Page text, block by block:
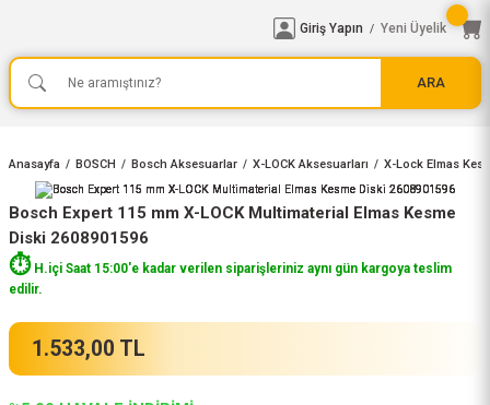
ARA
Giriş Yapın / Yeni Üyelik
Anasayfa BOSCH Bosch Aksesuarlar X-LOCK Aksesuarları X-Lock Elmas
Bosch Expert 115 mm X-LOCK Multimaterial Elmas Kesme
Diski 2608901596
⏱️H.içi Saat 15:00'e kadar verilen siparişleriniz aynı gün kargoya teslim
edilir.
1.533,00 TL